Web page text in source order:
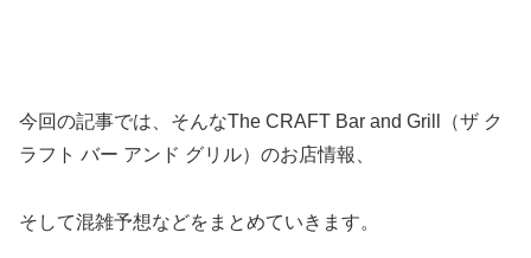
今回の記事では、そんなThe CRAFT Bar and Grill（ザ ク
ラフト バー アンド グリル）のお店情報、
そして混雑予想などをまとめていきます。